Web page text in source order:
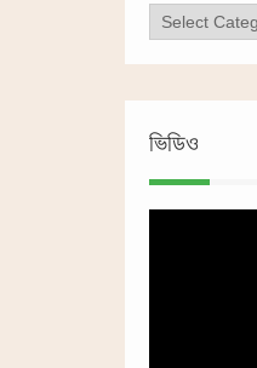
ক্যাটাগরি
ভিডিও